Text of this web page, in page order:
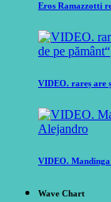
Eros Ramazzotti
VIDEO. rareș are
VIDEO.
Wave Chart